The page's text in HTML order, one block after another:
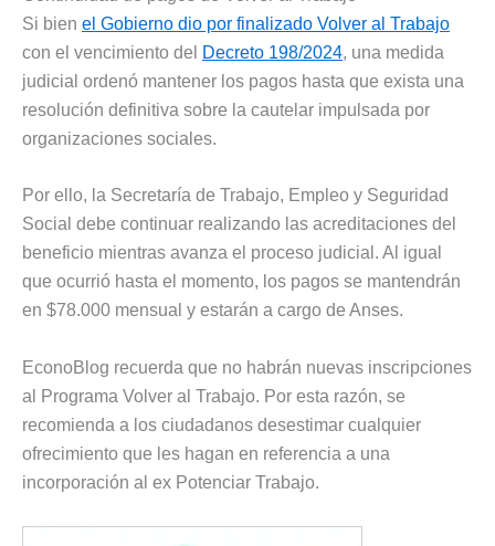
Si bien el Gobierno dio por finalizado Volver al Trabajo
con el vencimiento del
Decreto 198/2024, una medida
judicial ordenó mantener los pagos hasta que exista una
resolución definitiva sobre la cautelar impulsada por
organizaciones sociales.
Por ello, la Secretaría de Trabajo, Empleo y Seguridad
Social debe continuar realizando las acreditaciones del
beneficio mientras avanza el proceso judicial. Al igual
que ocurrió hasta el momento, los pagos se mantendrán
en $78.000 mensual y estarán a cargo de Anses.
EconoBlog recuerda que no habrán nuevas inscripciones
al Programa Volver al Trabajo. Por esta razón, se
recomienda a los ciudadanos desestimar cualquier
ofrecimiento que les hagan en referencia a una
incorporación al ex Potenciar Trabajo.